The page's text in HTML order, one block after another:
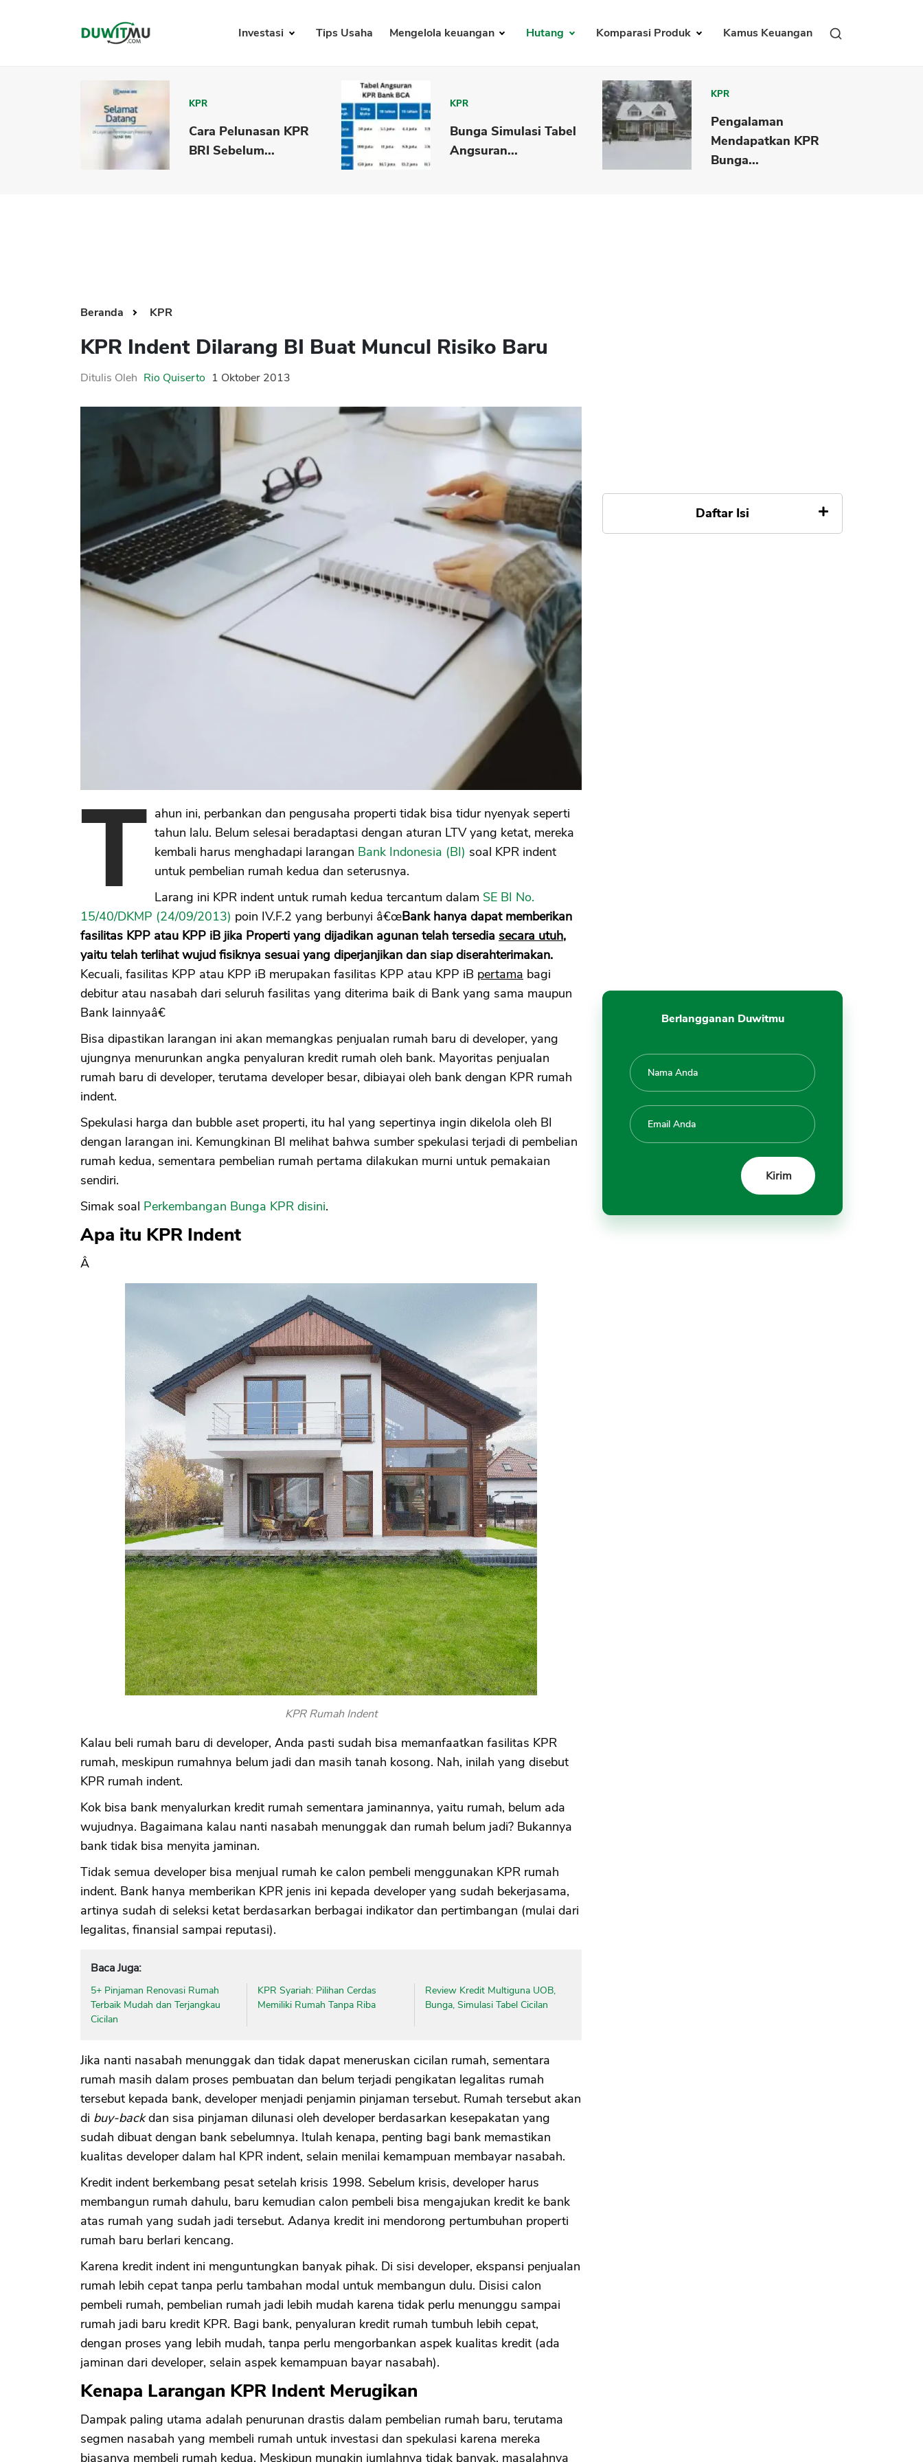
Investasi Tips Usaha Mengelola keuangan Hutang Komparasi Produk Kamus Keuangan
KPR
Cara Pelunasan KPR
BRI Sebelum...
KPR
Bunga Simulasi Tabel
Angsuran...
KPR
Pengalaman
Mendapatkan KPR
Bunga...
Beranda KPR
KPR Indent Dilarang BI Buat Muncul Risiko Baru
Ditulis Oleh Rio Quiserto 1 Oktober 2013
T ahun ini, perbankan dan pengusaha properti tidak bisa tidur nyenyak seperti
tahun lalu. Belum selesai beradaptasi dengan aturan LTV yang ketat, mereka
kembali harus menghadapi larangan Bank Indonesia (BI) soal KPR indent
untuk pembelian rumah kedua dan seterusnya.
Larang ini KPR indent untuk rumah kedua tercantum dalam SE BI No.
15/40/DKMP (24/09/2013) poin IV.F.2 yang berbunyi â€œBank hanya dapat memberikan
fasilitas KPP atau KPP iB jika Properti yang dijadikan agunan telah tersedia secara utuh,
yaitu telah terlihat wujud fisiknya sesuai yang diperjanjikan dan siap diserahterimakan.
Kecuali, fasilitas KPP atau KPP iB merupakan fasilitas KPP atau KPP iB pertama bagi
debitur atau nasabah dari seluruh fasilitas yang diterima baik di Bank yang sama maupun
Bank lainnyaâ€
Bisa dipastikan larangan ini akan memangkas penjualan rumah baru di developer, yang
ujungnya menurunkan angka penyaluran kredit rumah oleh bank. Mayoritas penjualan
rumah baru di developer, terutama developer besar, dibiayai oleh bank dengan KPR rumah
indent.
Spekulasi harga dan bubble aset properti, itu hal yang sepertinya ingin dikelola oleh BI
dengan larangan ini. Kemungkinan BI melihat bahwa sumber spekulasi terjadi di pembelian
rumah kedua, sementara pembelian rumah pertama dilakukan murni untuk pemakaian
sendiri.
Simak soal Perkembangan Bunga KPR disini.
Apa itu KPR Indent
Â
KPR Rumah Indent
Kalau beli rumah baru di developer, Anda pasti sudah bisa memanfaatkan fasilitas KPR
rumah, meskipun rumahnya belum jadi dan masih tanah kosong. Nah, inilah yang disebut
KPR rumah indent.
Kok bisa bank menyalurkan kredit rumah sementara jaminannya, yaitu rumah, belum ada
wujudnya. Bagaimana kalau nanti nasabah menunggak dan rumah belum jadi? Bukannya
bank tidak bisa menyita jaminan.
Tidak semua developer bisa menjual rumah ke calon pembeli menggunakan KPR rumah
indent. Bank hanya memberikan KPR jenis ini kepada developer yang sudah bekerjasama,
artinya sudah di seleksi ketat berdasarkan berbagai indikator dan pertimbangan (mulai dari
legalitas, finansial sampai reputasi).
Baca Juga:
5+ Pinjaman Renovasi Rumah
Terbaik Mudah dan Terjangkau
Cicilan
KPR Syariah: Pilihan Cerdas
Memiliki Rumah Tanpa Riba
Review Kredit Multiguna UOB,
Bunga, Simulasi Tabel Cicilan
Jika nanti nasabah menunggak dan tidak dapat meneruskan cicilan rumah, sementara
rumah masih dalam proses pembuatan dan belum terjadi pengikatan legalitas rumah
tersebut kepada bank, developer menjadi penjamin pinjaman tersebut. Rumah tersebut akan
di buy-backdan sisa pinjaman dilunasi oleh developer berdasarkan kesepakatan yang
sudah dibuat dengan bank sebelumnya. Itulah kenapa, penting bagi bank memastikan
kualitas developer dalam hal KPR indent, selain menilai kemampuan membayar nasabah.
Kredit indent berkembang pesat setelah krisis 1998. Sebelum krisis, developer harus
membangun rumah dahulu, baru kemudian calon pembeli bisa mengajukan kredit ke bank
atas rumah yang sudah jadi tersebut. Adanya kredit ini mendorong pertumbuhan properti
rumah baru berlari kencang.
Karena kredit indent ini menguntungkan banyak pihak. Di sisi developer, ekspansi penjualan
rumah lebih cepat tanpa perlu tambahan modal untuk membangun dulu. Disisi calon
pembeli rumah, pembelian rumah jadi lebih mudah karena tidak perlu menunggu sampai
rumah jadi baru kredit KPR. Bagi bank, penyaluran kredit rumah tumbuh lebih cepat,
dengan proses yang lebih mudah, tanpa perlu mengorbankan aspek kualitas kredit (ada
jaminan dari developer, selain aspek kemampuan bayar nasabah).
Kenapa Larangan KPR Indent Merugikan
Dampak paling utama adalah penurunan drastis dalam pembelian rumah baru, terutama
segmen nasabah yang membeli rumah untuk investasi dan spekulasi karena mereka
biasanya membeli rumah kedua. Meskipun mungkin jumlahnya tidak banyak, masalahnya
Daftar Isi
Berlangganan Duwitmu
CANCEL